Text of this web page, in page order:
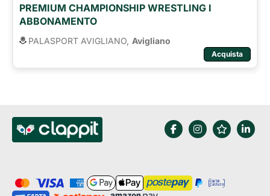
PREMIUM CHAMPIONSHIP WRESTLING I
ABBONAMENTO
PALASPORT AVIGLIANO, Avigliano
Acquista